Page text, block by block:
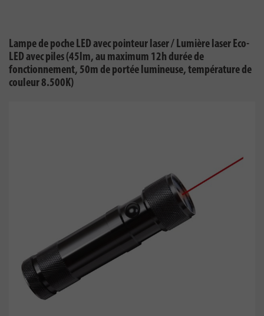
Lampe de poche LED avec pointeur laser / Lumière laser Eco-
LED avec piles (45lm, au maximum 12h durée de
fonctionnement, 50m de portée lumineuse, température de
couleur 8.500K)